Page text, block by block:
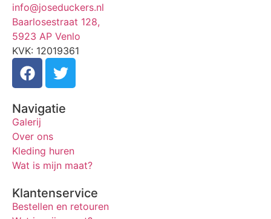
info@joseduckers.nl
Baarlosestraat 128,
5923 AP Venlo
KVK: 12019361
Navigatie
Galerij
Over ons
Kleding huren
Wat is mijn maat?
Klantenservice
Bestellen en retouren